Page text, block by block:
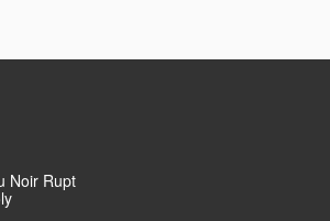
Noir Rupt